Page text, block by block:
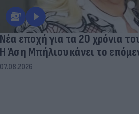
Νέα εποχή για τα 20 χρόνια
Η Άση Μπήλιου κάνει το
07.08.2026